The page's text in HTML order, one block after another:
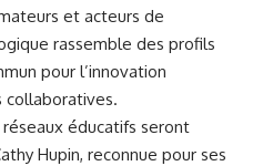
et acteurs de
rassemble des profils
pour l’innovation
éducatifs seront
Hupin, reconnue pour ses